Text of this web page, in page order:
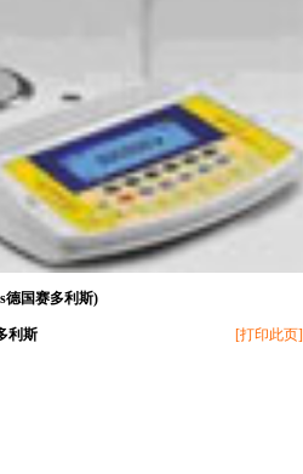
德国赛多利斯)
利斯 [打印此页]